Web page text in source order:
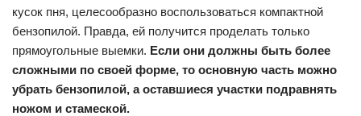
кусок пня, целесообразно воспользоваться компактной
бензопилой. Правда, ей получится проделать только
прямоугольные выемки. Если они должны быть более
сложными по своей форме, то основную часть можно
убрать бензопилой, а оставшиеся участки подравнять
ножом и стамеской.